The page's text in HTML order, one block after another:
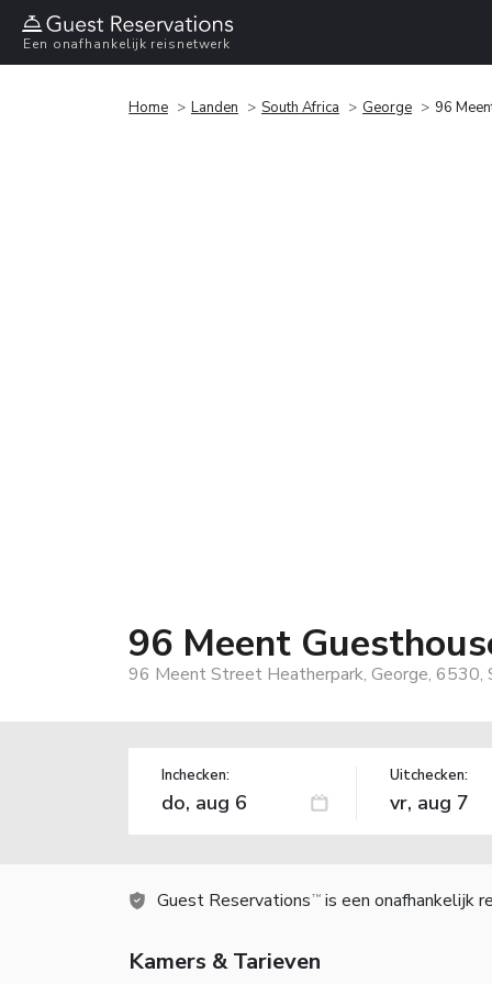
Een onafhankelijk reisnetwerk
Home Landen South Africa George 96
96 Meent
96 Meent Street Heatherpark, George, 6530,
Inchecken: Uitchecken:
Guest Reservations TM is een onafhankelijk
Kamers & Tarieven